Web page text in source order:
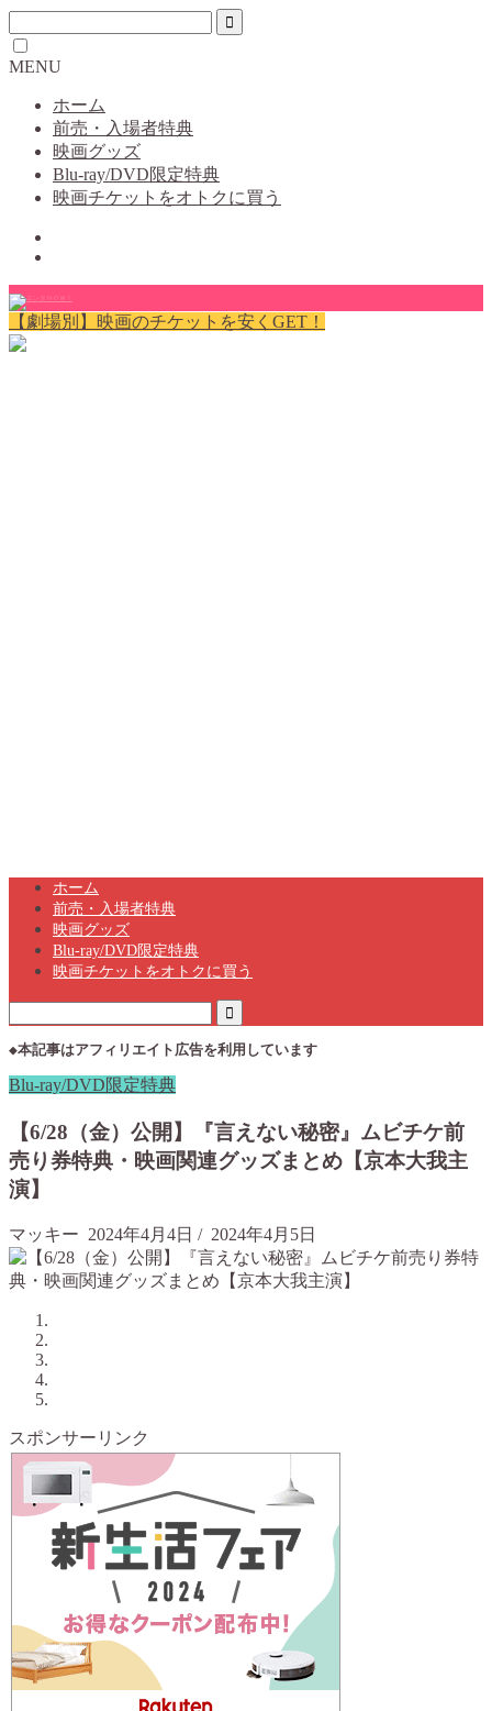
MENU
ホーム
前売・入場者特典
映画グッズ
Blu-ray/DVD限定特典
映画チケットをオトクに買う
【劇場別】映画のチケットを安くGET！
ホーム
前売・入場者特典
映画グッズ
Blu-ray/DVD限定特典
映画チケットをオトクに買う
◆本記事はアフィリエイト広告を利用しています
Blu-ray/DVD限定特典
【6/28（金）公開】『言えない秘密』ムビチケ前
売り券特典・映画関連グッズまとめ【京本大我主
演】
マッキー 2024年4月4日 / 2024年4月5日
スポンサーリンク